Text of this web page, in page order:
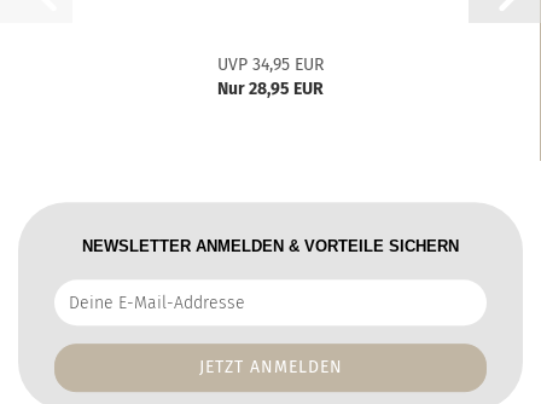
UVP 34,95 EUR
Nur 28,95 EUR
NEWSLETTER ANMELDEN & VORTEILE SICHERN
Deine
E-
Addresse